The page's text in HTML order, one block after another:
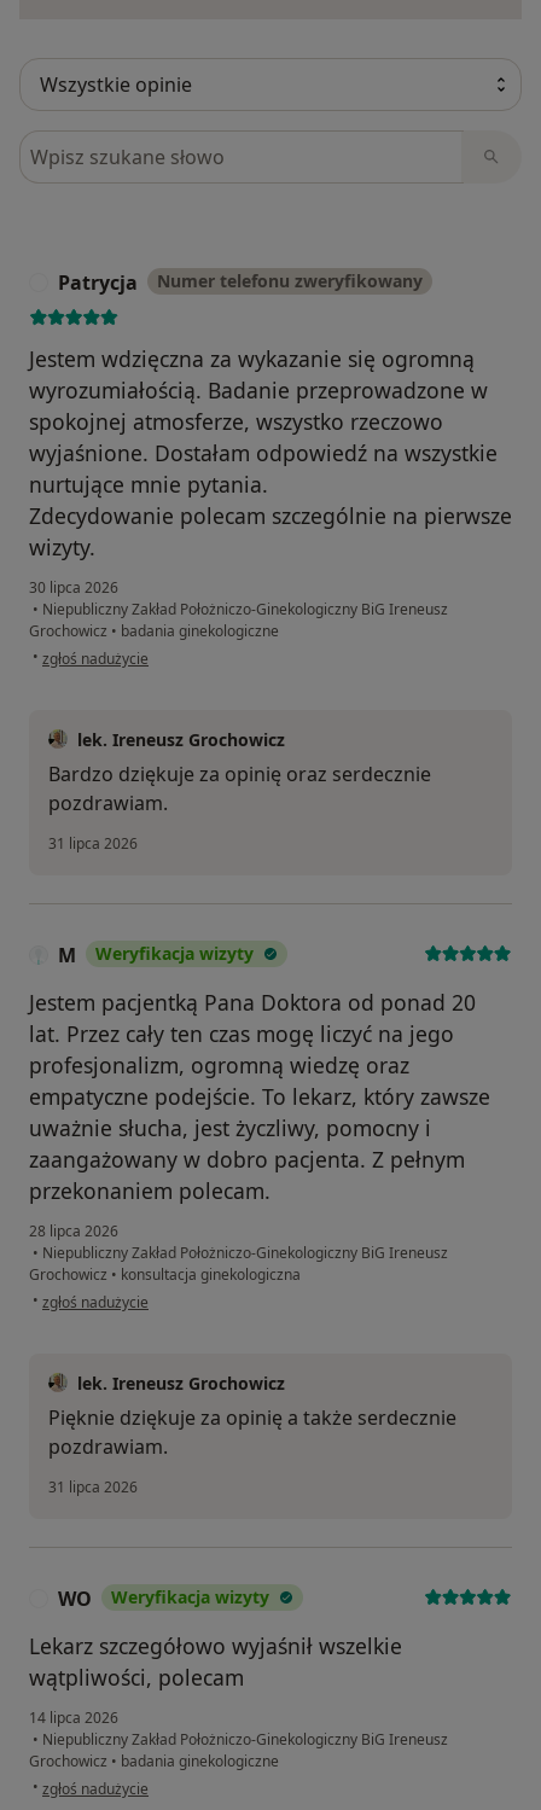
Szukaj w opiniach
Patrycja Numer telefonu zweryfikowany
Jestem wdzięczna za wykazanie się ogromną
wyrozumiałością. Badanie przeprowadzone w
spokojnej atmosferze, wszystko rzeczowo
wyjaśnione. Dostałam odpowiedź na wszystkie
nurtujące mnie pytania.
Zdecydowanie polecam szczególnie na pierwsze
wizyty.
30 lipca 2026
• Niepubliczny Zakład Położniczo-Ginekologiczny BiG Ireneusz
Grochowicz • badania ginekologiczne
• w opinii użytkownika Patrycja
zgłoś nadużycie
lek. Ireneusz Grochowicz
Bardzo dziękuje za opinię oraz serdecznie
pozdrawiam.
31 lipca 2026
M Weryfikacja wizyty
Jestem pacjentką Pana Doktora od ponad 20
lat. Przez cały ten czas mogę liczyć na jego
profesjonalizm, ogromną wiedzę oraz
empatyczne podejście. To lekarz, który zawsze
uważnie słucha, jest życzliwy, pomocny i
zaangażowany w dobro pacjenta. Z pełnym
przekonaniem polecam.
28 lipca 2026
• Niepubliczny Zakład Położniczo-Ginekologiczny BiG Ireneusz
Grochowicz • konsultacja ginekologiczna
• w opinii użytkownika M
zgłoś nadużycie
lek. Ireneusz Grochowicz
Pięknie dziękuje za opinię a także serdecznie
pozdrawiam.
31 lipca 2026
WO Weryfikacja wizyty
Lekarz szczegółowo wyjaśnił wszelkie
wątpliwości, polecam
14 lipca 2026
• Niepubliczny Zakład Położniczo-Ginekologiczny BiG Ireneusz
Grochowicz • badania ginekologiczne
• w opinii użytkownika WO
zgłoś nadużycie